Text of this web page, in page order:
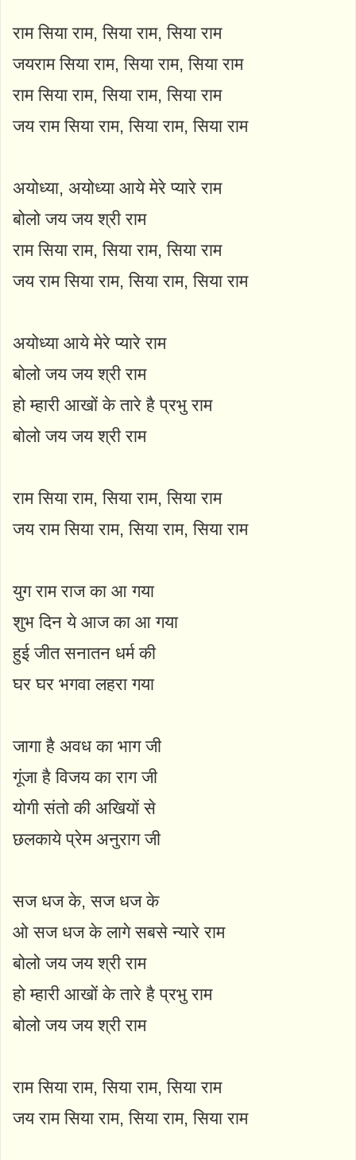
राम सिया राम, सिया राम, सिया राम
जयराम सिया राम, सिया राम, सिया राम
राम सिया राम, सिया राम, सिया राम
जय राम सिया राम, सिया राम, सिया राम
अयोध्या, अयोध्या आये मेरे प्यारे राम
बोलो जय जय श्री राम
राम सिया राम, सिया राम, सिया राम
जय राम सिया राम, सिया राम, सिया राम
अयोध्या आये मेरे प्यारे राम
बोलो जय जय श्री राम
हो म्हारी आखों के तारे है प्रभु राम
बोलो जय जय श्री राम
राम सिया राम, सिया राम, सिया राम
जय राम सिया राम, सिया राम, सिया राम
युग राम राज का आ गया
शुभ दिन ये आज का आ गया
हुई जीत सनातन धर्म की
घर घर भगवा लहरा गया
जागा है अवध का भाग जी
गूंजा है विजय का राग जी
योगी संतो की अखियों से
छलकाये प्रेम अनुराग जी
सज धज के, सज धज के
ओ सज धज के लागे सबसे न्यारे राम
बोलो जय जय श्री राम
हो म्हारी आखों के तारे है प्रभु राम
बोलो जय जय श्री राम
राम सिया राम, सिया राम, सिया राम
जय राम सिया राम, सिया राम, सिया राम